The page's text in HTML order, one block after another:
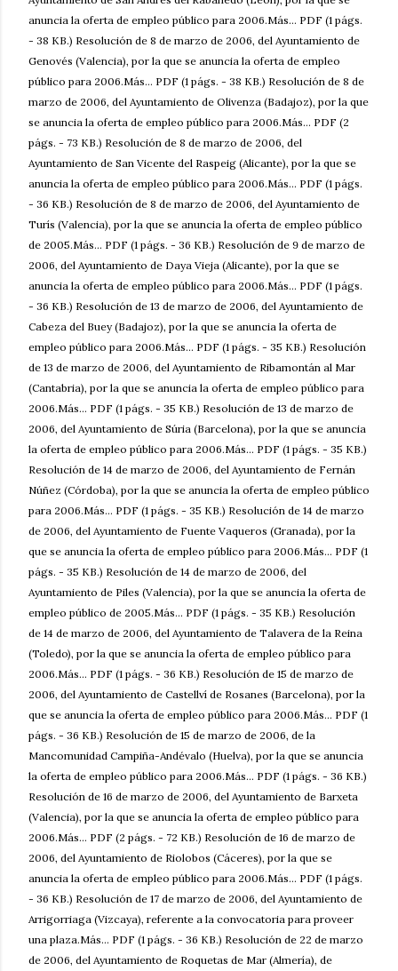
anuncia la oferta de empleo público para 2006.Más... PDF (1 págs.
- 38 KB.) Resolución de 8 de marzo de 2006, del Ayuntamiento de
Genovés (Valencia), por la que se anuncia la oferta de empleo
público para 2006.Más... PDF (1 págs. - 38 KB.) Resolución de 8 de
marzo de 2006, del Ayuntamiento de Olivenza (Badajoz), por la que
se anuncia la oferta de empleo público para 2006.Más... PDF (2
págs. - 73 KB.) Resolución de 8 de marzo de 2006, del
Ayuntamiento de San Vicente del Raspeig (Alicante), por la que se
anuncia la oferta de empleo público para 2006.Más... PDF (1 págs.
- 36 KB.) Resolución de 8 de marzo de 2006, del Ayuntamiento de
Turís (Valencia), por la que se anuncia la oferta de empleo público
de 2005.Más... PDF (1 págs. - 36 KB.) Resolución de 9 de marzo de
2006, del Ayuntamiento de Daya Vieja (Alicante), por la que se
anuncia la oferta de empleo público para 2006.Más... PDF (1 págs.
- 36 KB.) Resolución de 13 de marzo de 2006, del Ayuntamiento de
Cabeza del Buey (Badajoz), por la que se anuncia la oferta de
empleo público para 2006.Más... PDF (1 págs. - 35 KB.) Resolución
de 13 de marzo de 2006, del Ayuntamiento de Ribamontán al Mar
(Cantabria), por la que se anuncia la oferta de empleo público para
2006.Más... PDF (1 págs. - 35 KB.) Resolución de 13 de marzo de
2006, del Ayuntamiento de Súria (Barcelona), por la que se anuncia
la oferta de empleo público para 2006.Más... PDF (1 págs. - 35 KB.)
Resolución de 14 de marzo de 2006, del Ayuntamiento de Fernán
Núñez (Córdoba), por la que se anuncia la oferta de empleo público
para 2006.Más... PDF (1 págs. - 35 KB.) Resolución de 14 de marzo
de 2006, del Ayuntamiento de Fuente Vaqueros (Granada), por la
que se anuncia la oferta de empleo público para 2006.Más... PDF (1
págs. - 35 KB.) Resolución de 14 de marzo de 2006, del
Ayuntamiento de Piles (Valencia), por la que se anuncia la oferta de
empleo público de 2005.Más... PDF (1 págs. - 35 KB.) Resolución
de 14 de marzo de 2006, del Ayuntamiento de Talavera de la Reina
(Toledo), por la que se anuncia la oferta de empleo público para
2006.Más... PDF (1 págs. - 36 KB.) Resolución de 15 de marzo de
2006, del Ayuntamiento de Castellví de Rosanes (Barcelona), por la
que se anuncia la oferta de empleo público para 2006.Más... PDF (1
págs. - 36 KB.) Resolución de 15 de marzo de 2006, de la
Mancomunidad Campiña-Andévalo (Huelva), por la que se anuncia
la oferta de empleo público para 2006.Más... PDF (1 págs. - 36 KB.)
Resolución de 16 de marzo de 2006, del Ayuntamiento de Barxeta
(Valencia), por la que se anuncia la oferta de empleo público para
2006.Más... PDF (2 págs. - 72 KB.) Resolución de 16 de marzo de
2006, del Ayuntamiento de Riolobos (Cáceres), por la que se
anuncia la oferta de empleo público para 2006.Más... PDF (1 págs.
- 36 KB.) Resolución de 17 de marzo de 2006, del Ayuntamiento de
Arrigorriaga (Vizcaya), referente a la convocatoria para proveer
una plaza.Más... PDF (1 págs. - 36 KB.) Resolución de 22 de marzo
de 2006, del Ayuntamiento de Roquetas de Mar (Almería), de